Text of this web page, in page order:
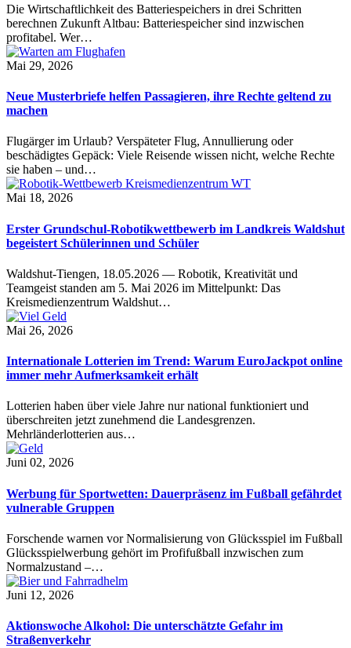
Die Wirtschaftlichkeit des Batteriespeichers in drei Schritten
berechnen Zukunft Altbau: Batteriespeicher sind inzwischen
profitabel. Wer…
Mai 29, 2026
Neue Musterbriefe helfen Passagieren, ihre Rechte geltend zu
machen
Flugärger im Urlaub? Verspäteter Flug, Annullierung oder
beschädigtes Gepäck: Viele Reisende wissen nicht, welche Rechte
sie haben – und…
Mai 18, 2026
Erster Grundschul-Robotikwettbewerb im Landkreis Waldshut
begeistert Schülerinnen und Schüler
Waldshut-Tiengen, 18.05.2026 — Robotik, Kreativität und
Teamgeist standen am 5. Mai 2026 im Mittelpunkt: Das
Kreismedienzentrum Waldshut…
Mai 26, 2026
Internationale Lotterien im Trend: Warum EuroJackpot online
immer mehr Aufmerksamkeit erhält
Lotterien haben über viele Jahre nur national funktioniert und
überschreiten jetzt zunehmend die Landesgrenzen.
Mehrländerlotterien aus…
Juni 02, 2026
Werbung für Sportwetten: Dauerpräsenz im Fußball gefährdet
vulnerable Gruppen
Forschende warnen vor Normalisierung von Glücksspiel im Fußball
Glücksspielwerbung gehört im Profifußball inzwischen zum
Normalzustand –…
Juni 12, 2026
Aktionswoche Alkohol: Die unterschätzte Gefahr im
Straßenverkehr